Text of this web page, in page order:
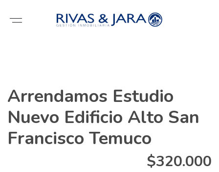
Arrendamos Estudio
Nuevo Edificio Alto San
Francisco Temuco
$320.000